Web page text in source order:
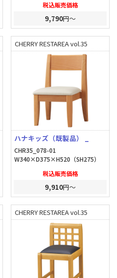
税込販売価格
9,790円～
CHERRY RESTAREA vol.35
ハナキッズ（既製品） _
CHR35_078-01
W340×D375×H520（SH275）
税込販売価格
9,910円～
CHERRY RESTAREA vol.35